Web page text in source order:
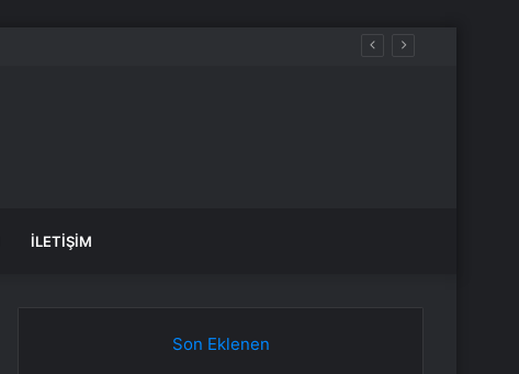
İLETIŞIM
Son Eklenen